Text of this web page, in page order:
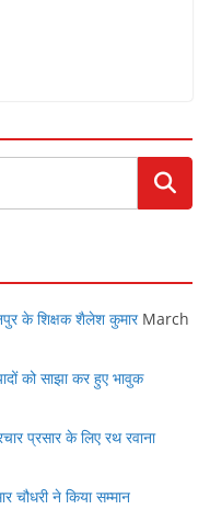
के शिक्षक शैलेश कुमार March
को साझा कर हुए भावुक
प्रसार के लिए रथ रवाना
ने किया सम्मान